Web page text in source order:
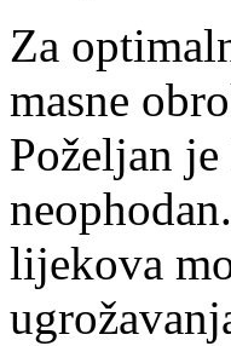
Za
masne
Poželjan
lijekova